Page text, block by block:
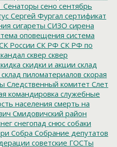
Сенаторы сено сентябрь
Сергей Фургал сертификат
сигареты СИЗО сирена
оповещения система
России СК РФ СК РФ по
сквер сквер
скидки и акции склад
склад пиломатериалов скорая
Следственный комитет Слет
командировка служебные
населения смерть на
Смидовичский район
снегопад снюс собаки
Собра Собрание депутатов
советские ГОСТы